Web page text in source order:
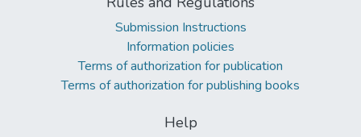
Submission Instructions
Information policies
Terms of authorization for publication
Terms of authorization for publishing books
Help